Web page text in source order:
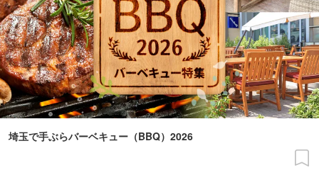
埼玉で手ぶらバーベキュー（BBQ）2026